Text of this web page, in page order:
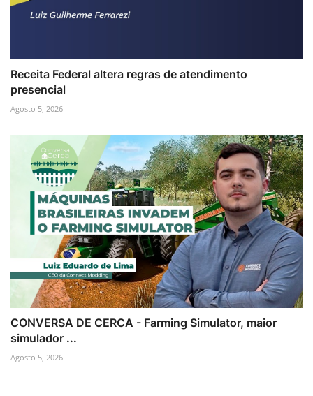
Receita Federal altera regras de atendimento
presencial
Agosto 5, 2026
CONVERSA DE CERCA - Farming Simulator, maior
simulador ...
Agosto 5, 2026